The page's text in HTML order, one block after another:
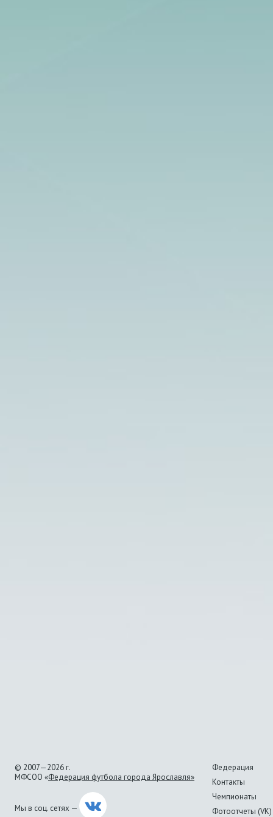
© 2007—2026 г.
МФСОО «Федерация футбола города Ярославля»
Мы в соц. сетях —
Федерация
Контакты
Чемпионаты
Фотоотчеты (VK)